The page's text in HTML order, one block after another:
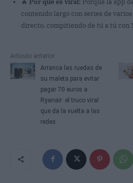
contenido largo con series de
directo, compitiendo de tú a tú con
Artículo anterior
Arranca las ruedas de
su maleta para evitar
pagar 70 euros a
Ryanair: el truco viral
que da la vuelta a las
redes